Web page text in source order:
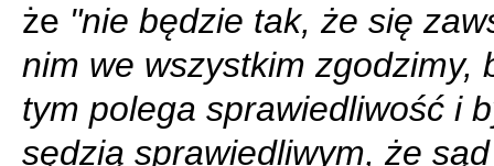
że "nie będzie tak, że się
nim we wszystkim zgodzimy,
tym polega sprawiedliwość i
sędzią sprawiedliwym, że